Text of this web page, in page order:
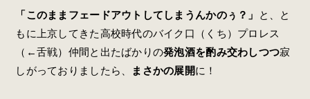
「このままフェードアウトしてしまうんかのぅ？」
と、と
もに上京してきた高校時代のバイク口（くち）プロレス
（←舌戦）仲間と出たばかりの発泡酒を酌み交わしつつ寂
しがっておりましたら、
まさかの展開に！